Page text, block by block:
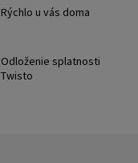
Rýchlo u vás doma
Odloženie splatnosti
Twisto